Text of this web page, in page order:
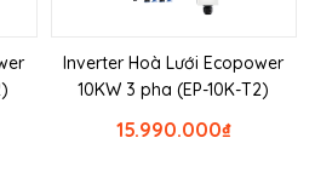
Inverter Hoà Lưới Ecopower
10KW 3 pha (EP-10K-T2)
₫
15.990.000